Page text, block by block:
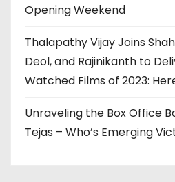
Opening Weekend
Thalapathy Vijay Joins
Deol, and Rajinikanth to
Watched Films of 2023:
Unraveling the Box Office
Tejas – Who’s Emerging